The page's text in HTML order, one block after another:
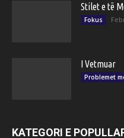
Stilet e të
Fokus
I Vetmuar
Problemet
KATEGORI E